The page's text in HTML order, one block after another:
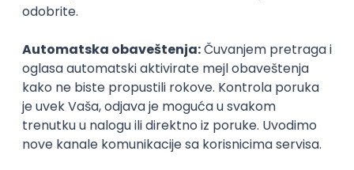
17.08.2026.
Jira DevOps
RDBMS
Microservices Kafka Kubernetes Senior